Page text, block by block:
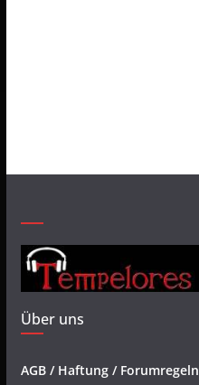
Über uns
AGB / Haftung / Forumregeln